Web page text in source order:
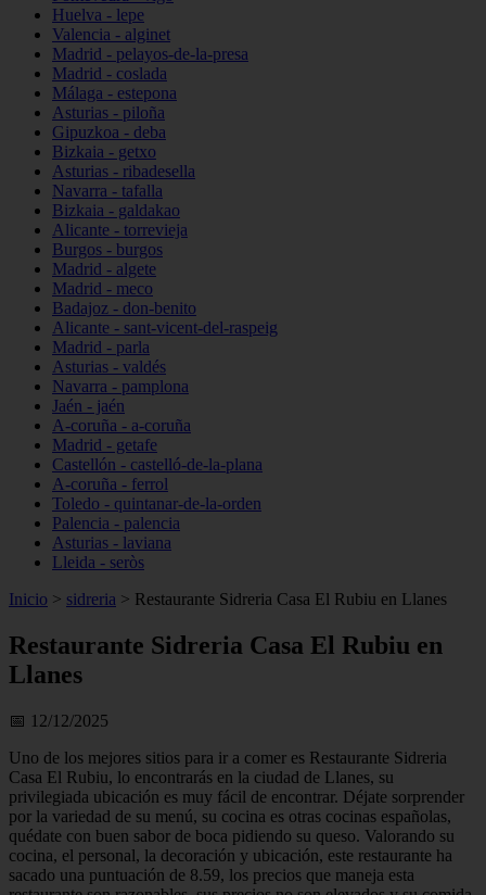
Huelva - lepe
Valencia - alginet
Madrid - pelayos-de-la-presa
Madrid - coslada
Málaga - estepona
Asturias - piloña
Gipuzkoa - deba
Bizkaia - getxo
Asturias - ribadesella
Navarra - tafalla
Bizkaia - galdakao
Alicante - torrevieja
Burgos - burgos
Madrid - algete
Madrid - meco
Badajoz - don-benito
Alicante - sant-vicent-del-raspeig
Madrid - parla
Asturias - valdés
Navarra - pamplona
Jaén - jaén
A-coruña - a-coruña
Madrid - getafe
Castellón - castelló-de-la-plana
A-coruña - ferrol
Toledo - quintanar-de-la-orden
Palencia - palencia
Asturias - laviana
Lleida - seròs
Inicio > sidreria > Restaurante Sidreria Casa El Rubiu en Llanes
Restaurante Sidreria Casa El Rubiu en
Llanes
📅 12/12/2025
Uno de los mejores sitios para ir a comer es Restaurante Sidreria
Casa El Rubiu, lo encontrarás en la ciudad de Llanes, su
privilegiada ubicación es muy fácil de encontrar. Déjate sorprender
por la variedad de su menú, su cocina es otras cocinas españolas,
quédate con buen sabor de boca pidiendo su queso. Valorando su
cocina, el personal, la decoración y ubicación, este restaurante ha
sacado una puntuación de 8.59, los precios que maneja esta